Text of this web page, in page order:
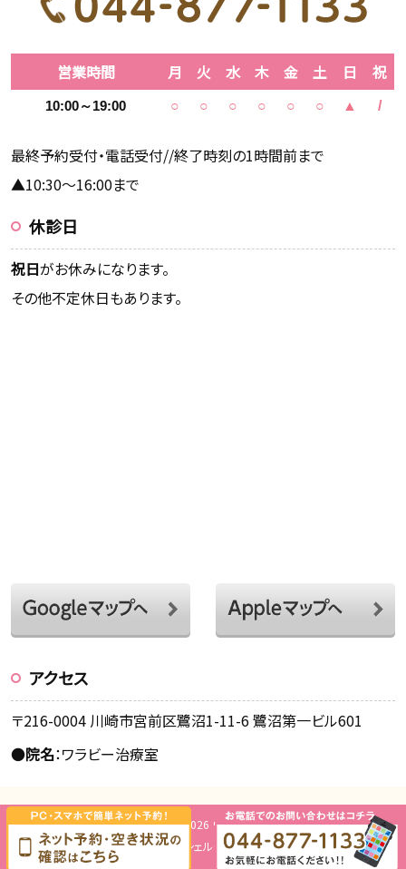
営業時間 月 火 水 木 金 土 日 祝
10:00～19:00 ○ ○ ○ ○ ○ ○ ▲ /
最終予約受付・電話受付//終了時刻の1時間前まで
▲10:30～16:00まで
休診日
祝日がお休みになります。
その他不定休日もあります。
アクセス
〒216-0004 川崎市宮前区鷺沼1-11-6 鷺沼第一ビル601
●院名：ワラビー治療室
Copyright © 2026 ワラビー治療室.
Design byミッシェル・グリーン